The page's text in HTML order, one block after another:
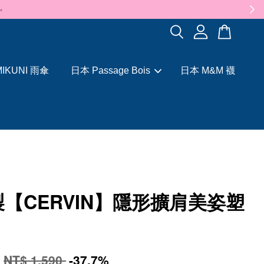
雨傘 日本 Passage Bois 日本 M&M 襪
CERVIN】隱形擴肩美姿塑
NT$ 1,590-37.7%